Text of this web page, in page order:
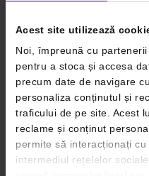
Acest site utilizează
Noi, împreună cu
pentru a stoca și accesa
precum date de navigare
personaliza conținutul și
traficului de pe site. Acest
reclame și conținut
permite să interacționați
intermediul rețelelor